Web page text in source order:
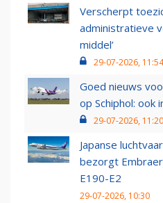
Verscherpt
administratieve
middel’
29-07-2026, 11:54
Goed nieuws
op Schiphol: ook
29-07-2026, 11:20
Japanse
bezorgt
E190-E2
29-07-2026, 10:30